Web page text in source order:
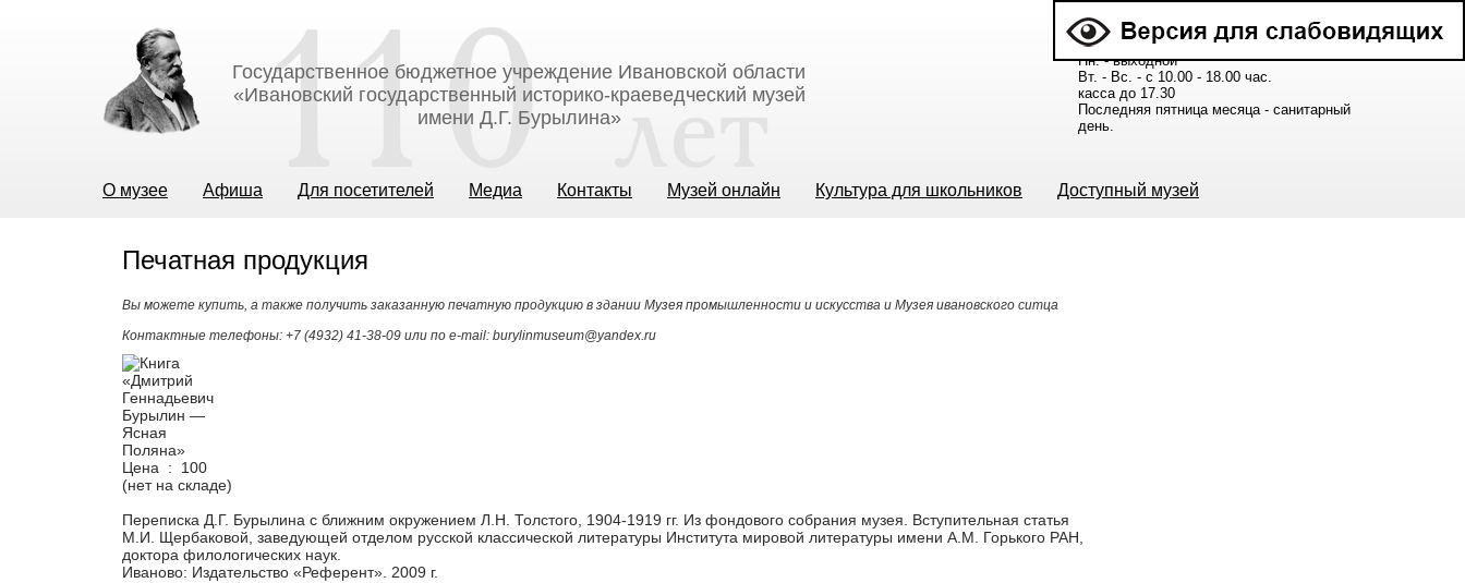
Государственное бюджетное учреждение Ивановской области
«Ивановский государственный историко-краеведческий музей
имени Д.Г. Бурылина»
Расписание работы музея:
Пн. - выходной
Вт. - Вс. - с 10.00 - 18.00 час.
касса до 17.30
Последняя пятница месяца - санитарный
день.
О музее Афиша Для посетителей Медиа Контакты Музей онлайн Культура для школьников Доступный музей
Печатная продукция
Вы можете купить, а также получить заказанную печатную продукцию в здании Музея промышленности и искусства и Музея ивановского ситца
Контактные телефоны: +7 (4932) 41-38-09 или по e-mail: burylinmuseum@yandex.ru
Цена : 100
(нет на складе)
Переписка Д.Г. Бурылина с ближним окружением Л.Н. Толстого, 1904-1919 гг. Из фондового собрания музея. Вступительная статья
М.И. Щербаковой, заведующей отделом русской классической литературы Института мировой литературы имени А.М. Горького РАН,
доктора филологических наук.
Иваново: Издательство «Референт». 2009 г.